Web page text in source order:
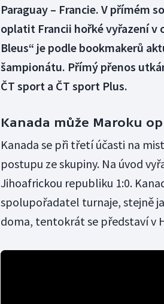
Paraguay – Francie. V přímém
oplatit Francii hořké vyřazení
Bleus“ je podle bookmakerů
šampionátu. Přímý přenos
ČT sport a ČT sport Plus.
Kanada může Maroku
Kanada se při třetí účasti na
postupu ze skupiny. Na úvod
Jihoafrickou republiku 1:0.
spolupořadatel turnaje, stejně
doma, tentokrát se představí v